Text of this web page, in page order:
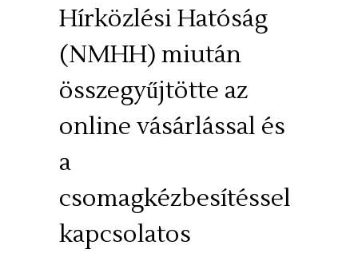
Hírközlési Hatóság
(NMHH) miután
összegyűjtötte az
online vásárlással és
a
csomagkézbesítéssel
kapcsolatos